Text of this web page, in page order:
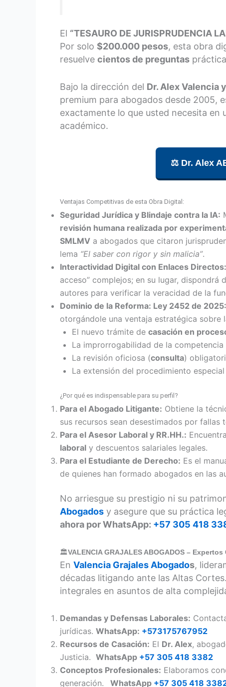
El “TESAURO DE JURISPRUDENCIA
Por solo $200.000 pesos, esta obra
resuelve cientos de preguntas
Bajo la dirección del Dr. Alex Valencia
premium para abogados desde 2005,
exactamente lo que usted necesita en
académico.
⚖️ Dr. Alex
Ventajas Competitivas de esta Obra Digital:
Seguridad Jurídica y Blindaje contra la IA:
revisión humana realizada por
SMLMV a abogados que citaron
lema “El saber con rigor y sin malicia”.
Interactividad Digital con Enlaces Directos:
acceso” complejos; en su lugar, dispondrá
autores para verificar la veracidad de la
Dominio de la Reforma: Ley 2452 de 2025:
otorgándole una ventaja estratégica sobre
El nuevo trámite de casación en
La improrrogabilidad de la
La revisión oficiosa (consulta)
La extensión del procedimiento
¿Por qué es indispensable para su perfil?
Para el Abogado Litigante: Obtiene la
sus recursos sean desestimados por fallas
Para el Asesor Laboral y RR.HH.:
laboral y descuentos salariales legales.
Para el Estudiante de Derecho: Es el
de quienes han formado abogados en las
No arriesgue su prestigio ni su
Abogados y asegure que su práctica
ahora por WhatsApp: +57 305 418
🏛️VALENCIA GRAJALES ABOGADOS –
En Valencia Grajales Abogados,
décadas litigando ante las Altas
integrales en asuntos de alta
Demandas y Defensas Laborales:
jurídicas. WhatsApp: +573175767952
Recursos de Casación: El Dr. Alex,
Justicia. WhatsApp +57 305 418 3382
Conceptos Profesionales: Elaboramos
generación.
WhatsApp +57 305 418